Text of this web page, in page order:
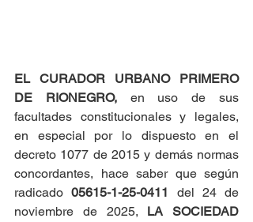
EL CURADOR URBANO PRIMERO
DE RIONEGRO, en uso de sus
facultades constitucionales y legales,
en especial por lo dispuesto en el
decreto 1077 de 2015 y demás normas
concordantes, hace saber que según
radicado 05615-1-25-0411 del 24 de
noviembre de 2025, LA SOCIEDAD